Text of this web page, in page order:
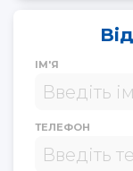
ІМ'Я
ТЕЛЕФОН